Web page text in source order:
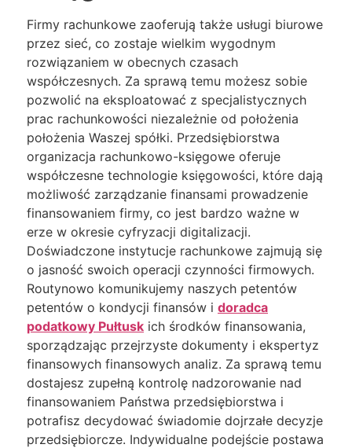
Firmy rachunkowe zaoferują także usługi biurowe
przez sieć, co zostaje wielkim wygodnym
rozwiązaniem w obecnych czasach
współczesnych. Za sprawą temu możesz sobie
pozwolić na eksploatować z specjalistycznych
prac rachunkowości niezależnie od położenia
położenia Waszej spółki. Przedsiębiorstwa
organizacja rachunkowo-księgowe oferuje
współczesne technologie księgowości, które dają
możliwość zarządzanie finansami prowadzenie
finansowaniem firmy, co jest bardzo ważne w
erze w okresie cyfryzacji digitalizacji.
Doświadczone instytucje rachunkowe zajmują się
o jasność swoich operacji czynności firmowych.
Routynowo komunikujemy naszych petentów
petentów o kondycji finansów i doradca
podatkowy Pułtusk ich środków finansowania,
sporządzając przejrzyste dokumenty i ekspertyz
finansowych finansowych analiz. Za sprawą temu
dostajesz zupełną kontrolę nadzorowanie nad
finansowaniem Państwa przedsiębiorstwa i
potrafisz decydować świadomie dojrzałe decyzje
przedsiębiorcze. Indywidualne podejście postawa